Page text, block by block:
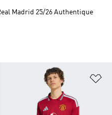
à la Liste de produits
Madrid 25/26 Authentique